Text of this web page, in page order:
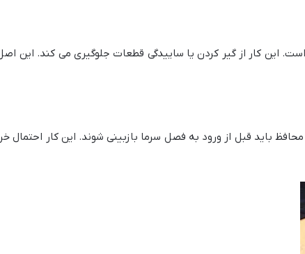
این کار از گیر کردن یا ساییدگی قطعات جلوگیری می کند. این
باید قبل از ورود به فصل سرما بازبینی شوند. این کار احتمال